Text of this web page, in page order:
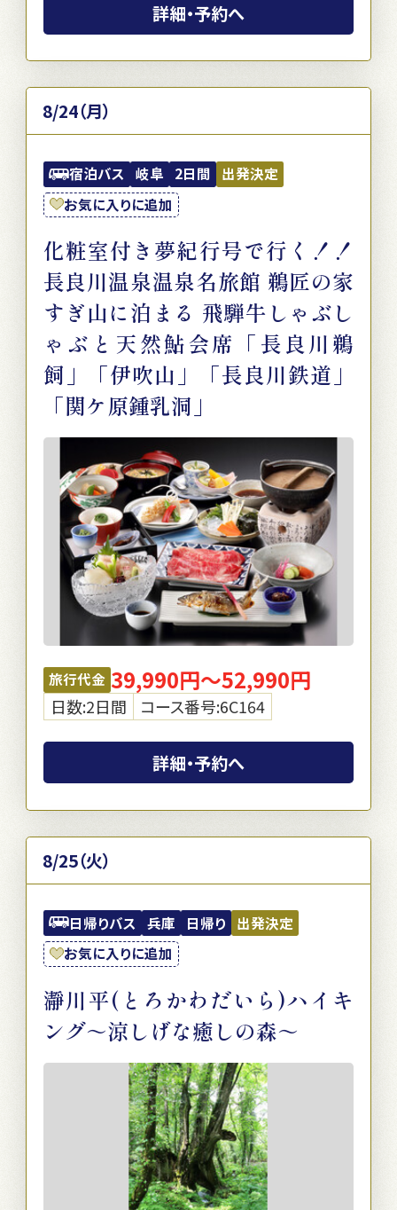
詳細・予約へ
8/24（月）
宿泊バス 岐阜 2日間
出発決定
お気に入りに追加
化粧室付き夢紀行号で行く！！
長良川温泉温泉名旅館 鵜匠の家
すぎ山に泊まる 飛騨牛しゃぶし
ゃぶと天然鮎会席「長良川鵜
飼」「伊吹山」「長良川鉄道」
「関ケ原鍾乳洞」
旅行代金 39,990円～52,990円
日数:2日間 コース番号:6C164
詳細・予約へ
8/25（火）
日帰りバス 兵庫 日帰り
出発決定
お気に入りに追加
瀞川平(とろかわだいら)ハイキ
ング～涼しげな癒しの森～